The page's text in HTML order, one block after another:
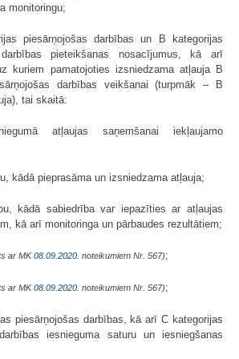
monitoringu;
piesārņojošas darbības un B kategorijas
darbības pieteikšanas nosacījumus, kā arī
kuriem pamatojoties izsniedzama atļauja B
darbības veikšanai (turpmāk – B
tai skaitā:
atļaujas saņemšanai iekļaujamo
kādā pieprasāma un izsniedzama atļauja;
kādā sabiedrība var iepazīties ar atļaujas
kā arī monitoringa un pārbaudes rezultātiem;
ar MK08.09.2020. noteikumiem Nr. 567);
ar MK08.09.2020. noteikumiem Nr. 567);
piesārņojošas darbības, kā arī C kategorijas
iesnieguma saturu un iesniegšanas